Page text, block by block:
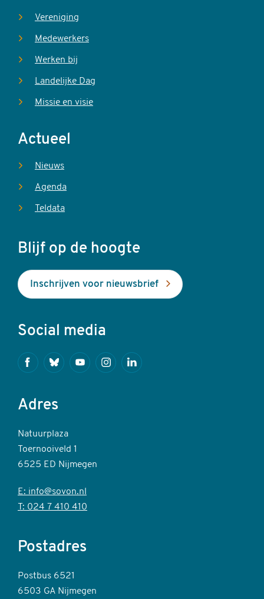
Vereniging
Medewerkers
Werken bij
Landelijke Dag
Missie en visie
Actueel
Nieuws
Agenda
Teldata
Blijf op de hoogte
Inschrijven voor nieuwsbrief
Social media
FacebookBlueskyYoutubeInstagramLinkedin
Adres
Natuurplaza
Toernooiveld 1
6525 ED Nijmegen
E: info@sovon.nl
T: 024 7 410 410
Postadres
Postbus 6521
6503 GA Nijmegen